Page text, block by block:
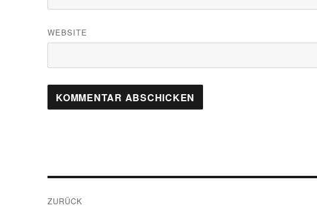
WEBSITE
ZURÜCK